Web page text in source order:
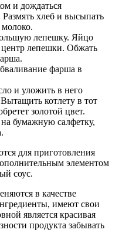
и дождаться
хлеб и высыпать
лепешку. Яйцо
центр лепешки. Обжать
фарша в
и уложить в него
котлету в тот
золотой цвет.
бумажную салфетку,
для приготовления
элементом
соус.
в качестве
имеют свои
является красивая
продукта забывать